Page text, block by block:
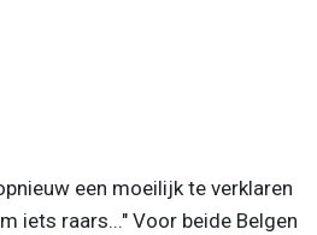
een moeilijk te verklaren
iets raars..." Voor beide Belgen